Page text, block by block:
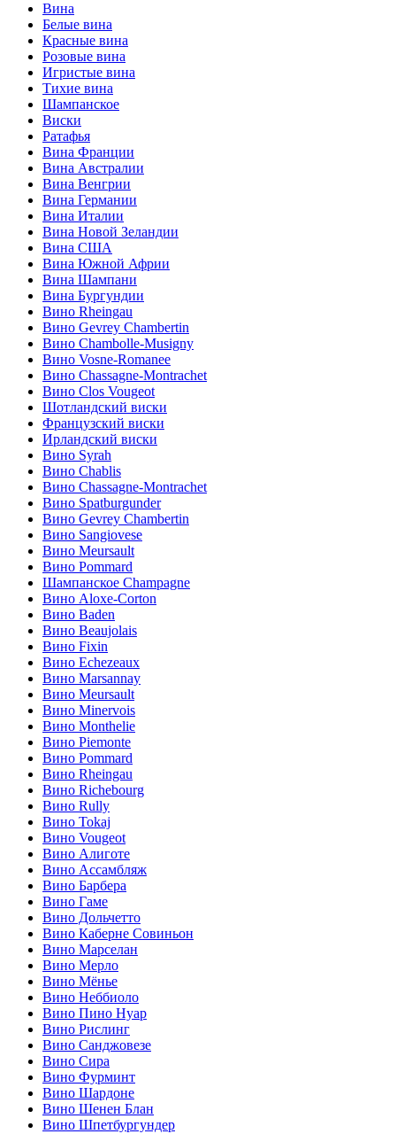
Вина
Белые вина
Красные вина
Розовые вина
Игристые вина
Тихие вина
Шампанское
Виски
Ратафья
Вина Франции
Вина Австралии
Вина Венгрии
Вина Германии
Вина Италии
Вина Новой Зеландии
Вина США
Вина Южной Африи
Вина Шампани
Вина Бургундии
Вино Rheingau
Вино Gevrey Chambertin
Вино Chambolle-Musigny
Вино Vosne-Romanee
Вино Chassagne-Montrachet
Вино Clos Vougeot
Шотландский виски
Французский виски
Ирландский виски
Вино Syrah
Вино Chablis
Вино Chassagne-Montrachet
Вино Spatburgunder
Вино Gevrey Chambertin
Вино Sangiovese
Вино Meursault
Вино Pommard
Шампанское Champagne
Вино Aloxe-Corton
Вино Baden
Вино Beaujolais
Вино Fixin
Вино Echezeaux
Вино Marsannay
Вино Meursault
Вино Minervois
Вино Monthelie
Вино Piemonte
Вино Pommard
Вино Rheingau
Вино Richebourg
Вино Rully
Вино Tokaj
Вино Vougeot
Вино Алиготе
Вино Ассамбляж
Вино Барбера
Вино Гаме
Вино Дольчетто
Вино Каберне Совиньон
Вино Марселан
Вино Мерло
Вино Мёнье
Вино Неббиоло
Вино Пино Нуар
Вино Рислинг
Вино Санджовезе
Вино Сира
Вино Фурминт
Вино Шардоне
Вино Шенен Блан
Вино Шпетбургундер